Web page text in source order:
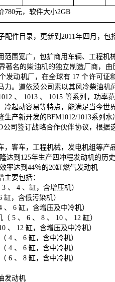
780元，软件大小2GB
配件目录，更新到2011年四月，包
范围宽广，包扩商用车辆、工程
著名的柴油机的独立制造厂商，
发动机厂，在全球有17个许可证
力。道依茨公司素以其风冷柴油机
、 1013 、 1015 等系列，功率
冷起动容易等特点，能满足当今世
生产新开发的BFM1012/1013系列水
公司签订战略合作伙伴协议，根据
客车，工程机械，发电机组等产
达到 125年生产四冲程发动机的历
率达到44％的20缸燃气发动机
要包括：
3 、 4 、缸，含增压机）
缸，含低污染机）
、 6缸，含增压及中冷机）
（ 5 、 6 、 8 、 10 、 12缸）
、 12缸，含增压及中冷机）
4 、 6缸，含中冷机）
4 、 6缸，含中冷机）
6 、 8缸，含中冷机）
发动机